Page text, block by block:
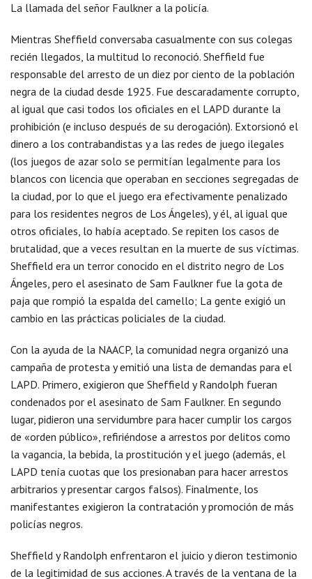
La llamada del señor Faulkner a la policía.
Mientras Sheffield conversaba casualmente con sus colegas
recién llegados, la multitud lo reconoció. Sheffield fue
responsable del arresto de un diez por ciento de la población
negra de la ciudad desde 1925. Fue descaradamente corrupto,
al igual que casi todos los oficiales en el LAPD durante la
prohibición (e incluso después de su derogación). Extorsionó el
dinero a los contrabandistas y a las redes de juego ilegales
(los juegos de azar solo se permitían legalmente para los
blancos con licencia que operaban en secciones segregadas de
la ciudad, por lo que el juego era efectivamente penalizado
para los residentes negros de Los Ángeles), y él, al igual que
otros oficiales, lo había aceptado. Se repiten los casos de
brutalidad, que a veces resultan en la muerte de sus víctimas.
Sheffield era un terror conocido en el distrito negro de Los
Ángeles, pero el asesinato de Sam Faulkner fue la gota de
paja que rompió la espalda del camello; La gente exigió un
cambio en las prácticas policiales de la ciudad.
Con la ayuda de la NAACP, la comunidad negra organizó una
campaña de protesta y emitió una lista de demandas para el
LAPD. Primero, exigieron que Sheffield y Randolph fueran
condenados por el asesinato de Sam Faulkner. En segundo
lugar, pidieron una servidumbre para hacer cumplir los cargos
de «orden público», refiriéndose a arrestos por delitos como
la vagancia, la bebida, la prostitución y el juego (además, el
LAPD tenía cuotas que los presionaban para hacer arrestos
arbitrarios y presentar cargos falsos). Finalmente, los
manifestantes exigieron la contratación y promoción de más
policías negros.
Sheffield y Randolph enfrentaron el juicio y dieron testimonio
de la legitimidad de sus acciones. A través de la ventana de la